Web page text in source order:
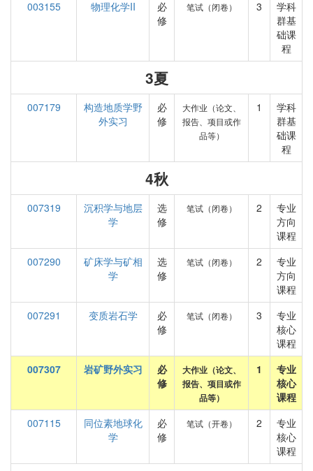
003155
物理化学II
必
修
笔试（闭卷） 3
学科
群基
础课
程
3夏
007179
构造地质学野
外实习
必
修
大作业（论文、
报告、项目或作
品等）
1
学科
群基
础课
程
4秋
007319
沉积学与地层
学
选
修
笔试（闭卷） 2
专业
方向
课程
007290
矿床学与矿相
学
选
修
笔试（闭卷） 2
专业
方向
课程
007291
变质岩石学
必
修
笔试（闭卷） 3
专业
核心
课程
007307
岩矿野外实习
必
修
大作业（论文、
报告、项目或作
品等）
1
专业
核心
课程
007115
同位素地球化
学
必
修
笔试（开卷） 2
专业
核心
课程